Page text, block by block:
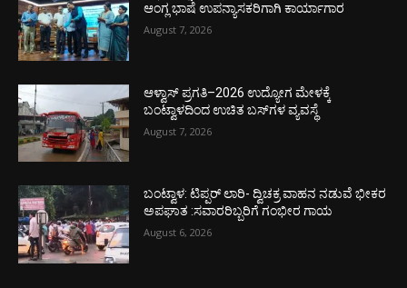
ಆಂಗ್ಲ ಭಾಷೆ ಉಪನ್ಯಾಸಕರಿಗಾಗಿ ಕಾರ್ಯಾಗಾರ
August 7, 2026
ಆಳ್ವಾಸ್ ಪ್ರಗತಿ–2026 ಉದ್ಯೋಗ ಮೇಳಕ್ಕೆ
ಬಂಟ್ವಾಳದಿಂದ ಉಚಿತ ಬಸ್‌ಗಳ ವ್ಯವಸ್ಥೆ
August 7, 2026
ಬಂಟ್ವಾಳ: ಟಿಪ್ಪರ್ ಲಾರಿ- ದ್ವಿಚಕ್ರ ವಾಹನ ನಡುವೆ ಭೀಕರ
ಅಪಘಾತ :ಸವಾರರಿಬ್ಬರಿಗೆ ಗಂಭೀರ ಗಾಯ
August 6, 2026